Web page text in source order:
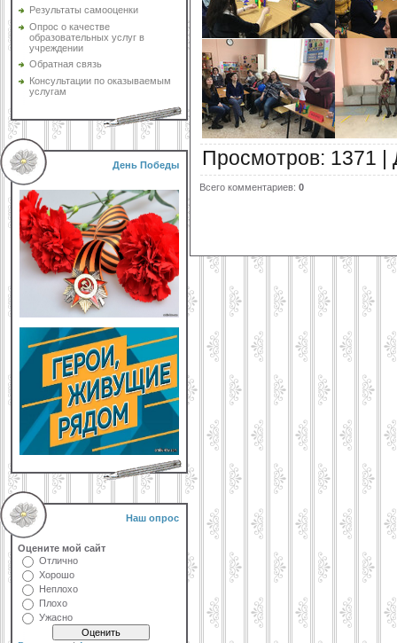
Результаты самооценки
Опрос о качестве
образовательных услуг в
учреждении
Обратная связь
Консультации по оказываемым
услугам
День Победы
Наш опрос
Оцените мой сайт
Отлично
Хорошо
Неплохо
Плохо
Ужасно
Просмотров: 1371
Всего комментариев: 0